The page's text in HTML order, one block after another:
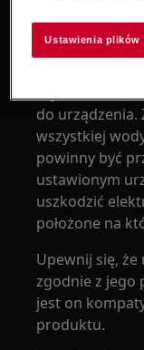
wyłącznie
Przed
do urządzenia.
wszystkiej
powinny być
ustawionym
uszkodzić
położone na
Upewnij się, że
zgodnie z jego
jest on
produktu.
Ustawienia plików